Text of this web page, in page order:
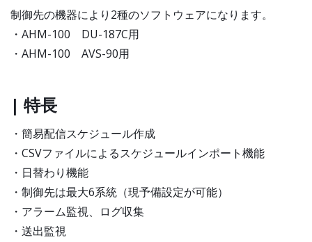
制御先の機器により2種のソフトウェアになります。
・AHM-100 DU-187C用
・AHM-100 AVS-90用
| 特長
・簡易配信スケジュール作成
・CSVファイルによるスケジュールインポート機能
・日替わり機能
・制御先は最大6系統（現予備設定が可能）
・アラーム監視、ログ収集
・送出監視